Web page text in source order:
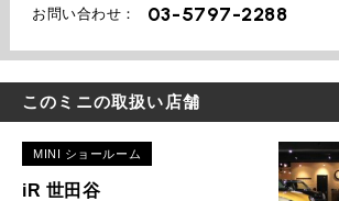
お問い合わせ： 03-5797-2288
このミニの取扱い店舗
MINI ショールーム
iR 世田谷